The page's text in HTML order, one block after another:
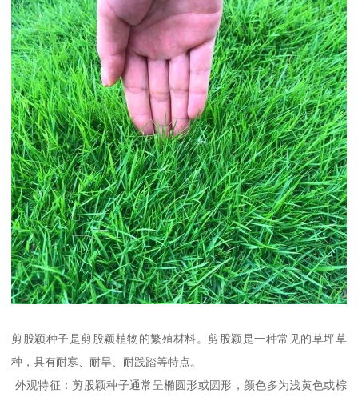
剪股颖种子是剪股颖植物的繁殖材料。剪股颖是一种常见的草坪草
种，具有耐寒、耐旱、耐践踏等特点。
外观特征：剪股颖种子通常呈椭圆形或圆形，颜色多为浅黄色或棕